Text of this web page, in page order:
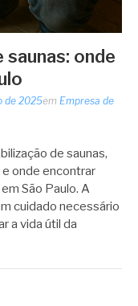
saunas: onde
de 2025em Empresa de
de saunas,
onde encontrar
São Paulo. A
cuidado necessário
a vida útil da